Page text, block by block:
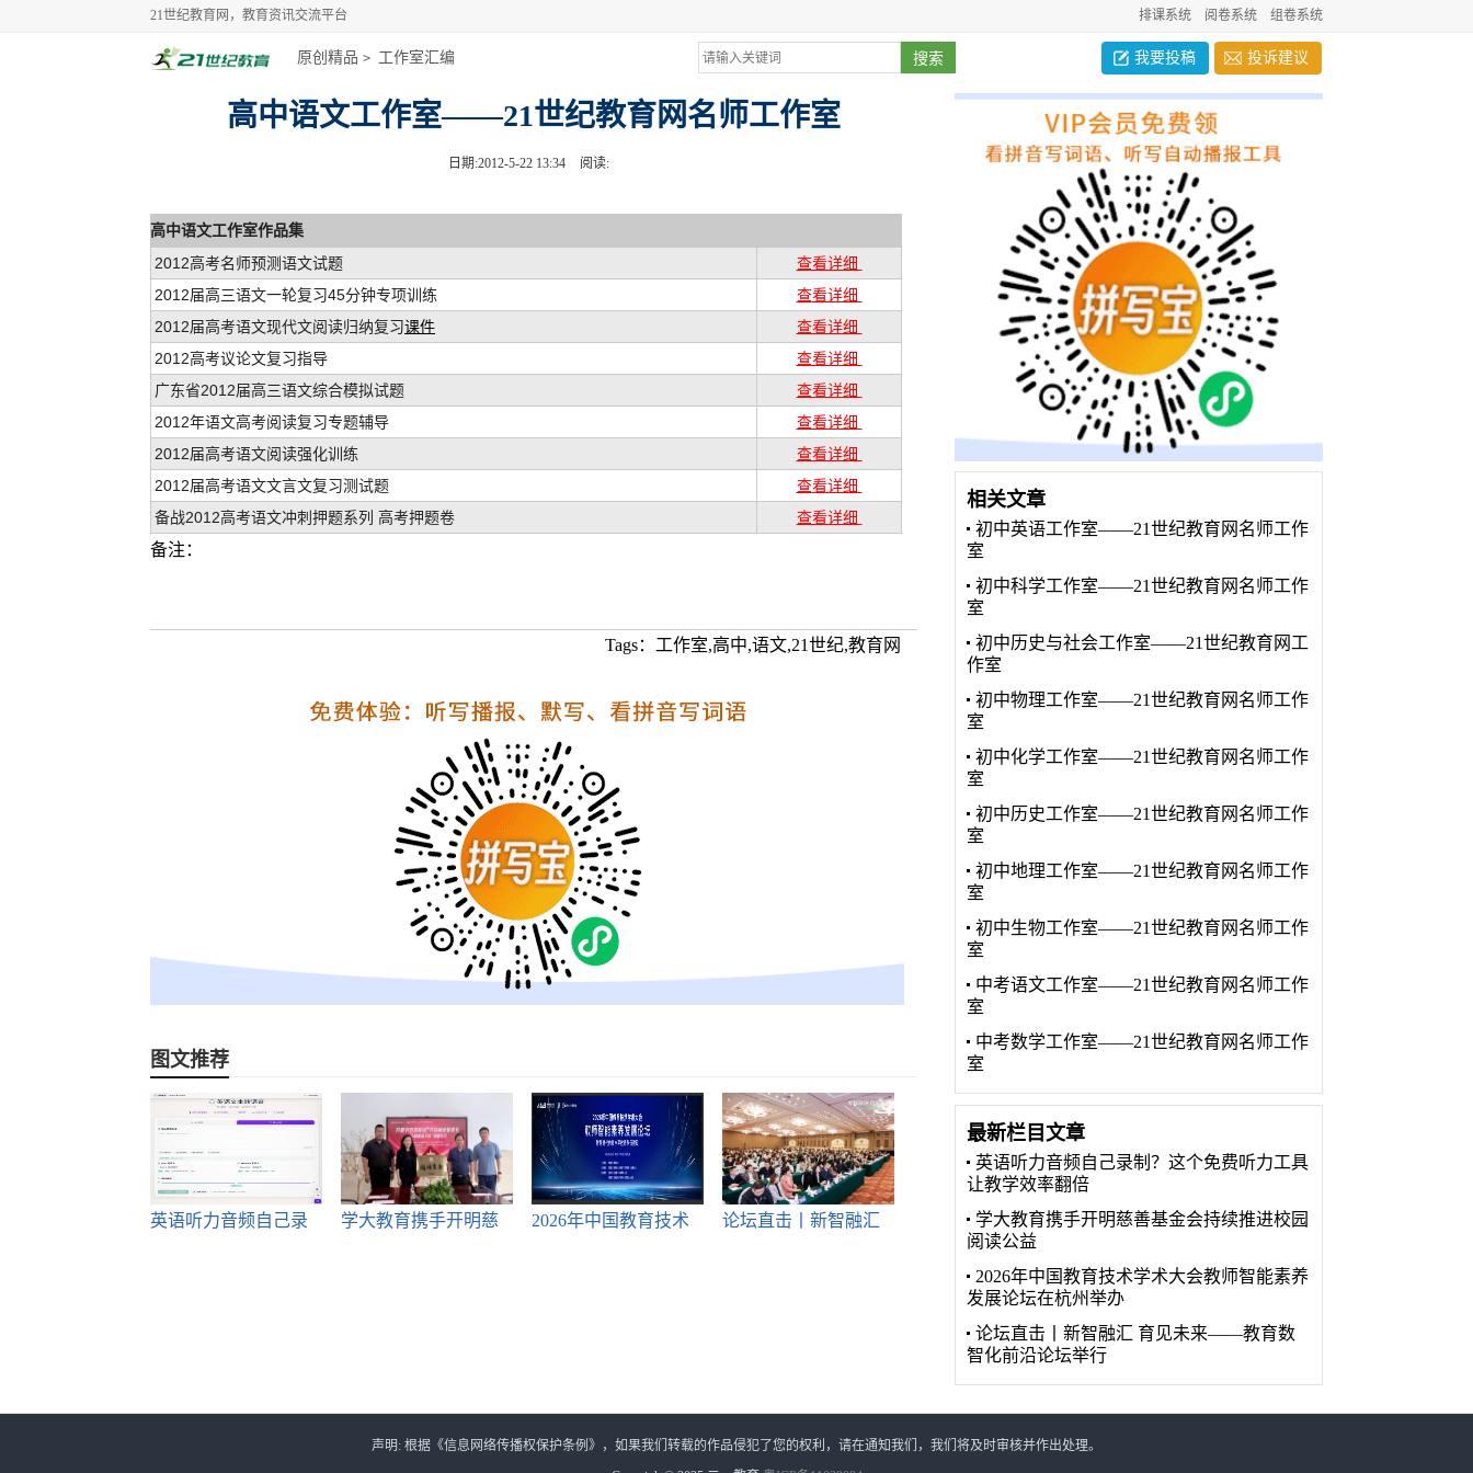
21世纪教育网，教育资讯交流平台 排课系统 阅卷系统 组卷系统
原创精品 > 工作室汇编 我要投稿 投诉建议
高中语文工作室——21世纪教育网名师工作室
日期:2012-5-22 13:34 阅读:
高中语文工作室作品集
2012高考名师预测语文试题
查看详细
2012届高三语文一轮复习45分钟专项训练
查看详细
2012届高考语文现代文阅读归纳复习课件
查看详细
2012高考议论文复习指导
查看详细
广东省2012届高三语文综合模拟试题
查看详细
2012年语文高考阅读复习专题辅导
查看详细
2012届高考语文阅读强化训练
查看详细
2012届高考语文文言文复习测试题
查看详细
备战2012高考语文冲刺押题系列 高考押题卷
查看详细
备注：
Tags：工作室,高中,语文,21世纪,教育网
图文推荐
英语听力音频自己录
学大教育携手开明慈
2026年中国教育技术
论坛直击丨新智融汇
相关文章
初中英语工作室——21世纪教育网名师工作
室
初中科学工作室——21世纪教育网名师工作
室
初中历史与社会工作室——21世纪教育网工
作室
初中物理工作室——21世纪教育网名师工作
室
初中化学工作室——21世纪教育网名师工作
室
初中历史工作室——21世纪教育网名师工作
室
初中地理工作室——21世纪教育网名师工作
室
初中生物工作室——21世纪教育网名师工作
室
中考语文工作室——21世纪教育网名师工作
室
中考数学工作室——21世纪教育网名师工作
室
最新栏目文章
英语听力音频自己录制？这个免费听力工具
让教学效率翻倍
学大教育携手开明慈善基金会持续推进校园
阅读公益
2026年中国教育技术学术大会教师智能素养
发展论坛在杭州举办
论坛直击丨新智融汇 育见未来——教育数
智化前沿论坛举行
声明: 根据《信息网络传播权保护条例》，如果我们转载的作品侵犯了您的权利，请在通知我们，我们将及时审核并作出处理。